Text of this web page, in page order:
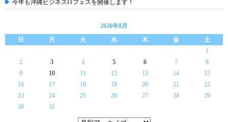
今年も沖縄ビジネスITフェスを開催します！
2026年8月
日
月 火 水 木 金
土
1
2
3 4 5 6 7
8
9
10 11 12 13 14
15
16
17 18 19 20 21
22
23
24 25 26 27 28
29
30
31